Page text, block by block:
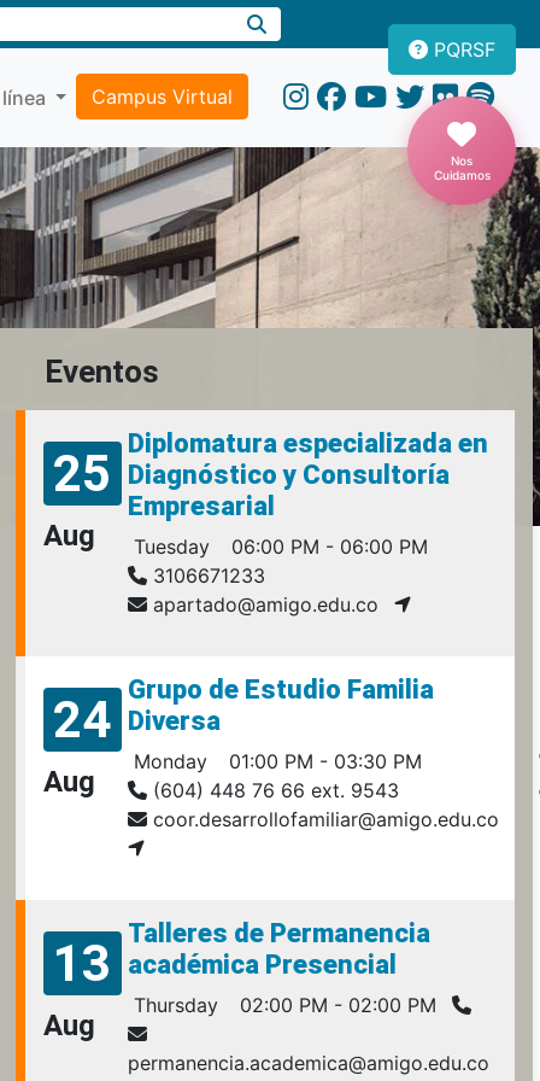
Campus Virtual
PQRSF
Nos
Cuidamos
Eventos
25
Aug
Diplomatura especializada en
Diagnóstico y Consultoría
Empresarial
Tuesday
06:00 PM - 06:00 PM
3106671233
apartado@amigo.edu.co
24
Aug
Grupo de Estudio Familia
Diversa
Monday
01:00 PM - 03:30 PM
(604) 448 76 66 ext. 9543
coor.desarrollofamiliar@amigo.edu.co
13
Aug
Talleres de Permanencia
académica Presencial
Thursday 02:00 PM - 02:00 PM
permanencia.academica@amigo.edu.co